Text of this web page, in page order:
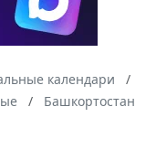
календари
Башкортостан